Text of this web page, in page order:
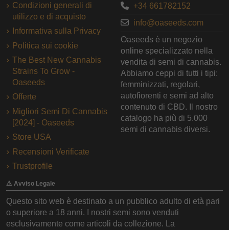
Condizioni generali di
utilizzo e di acquisto
Informativa sulla Privacy
Politica sui cookie
The Best New Cannabis
Strains To Grow -
Oaseeds
Offerte
Migliori Semi Di Cannabis
[2024] - Oaseeds
Store USA
Recensioni Verificate
Trustprofile
+34 661782152
info@oaseeds.com
Oaseeds è un negozio
online specializzato nella
vendita di semi di cannabis.
Abbiamo ceppi di tutti i tipi:
femminizzati, regolari,
autofiorenti e semi ad alto
contenuto di CBD. Il nostro
catalogo ha più di 5.000
semi di cannabis diversi.
⚠️ Avviso Legale
Questo sito web è destinato a un pubblico adulto di età pari
o superiore a 18 anni. I nostri semi sono venduti
esclusivamente come articoli da collezione. La